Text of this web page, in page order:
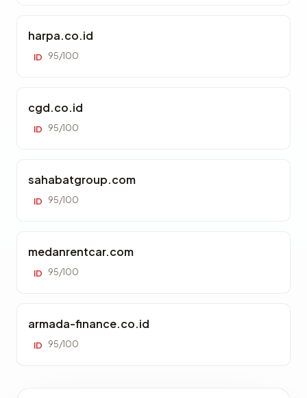
harpa.co.id
ID 95/100
cgd.co.id
ID 95/100
sahabatgroup.com
ID 95/100
medanrentcar.com
ID 95/100
armada-finance.co.id
ID 95/100